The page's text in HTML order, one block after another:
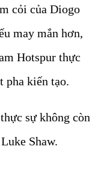
cỏi của Diogo
may mắn hơn,
Hotspur thực
pha kiến tạo.
sự không còn
Shaw.